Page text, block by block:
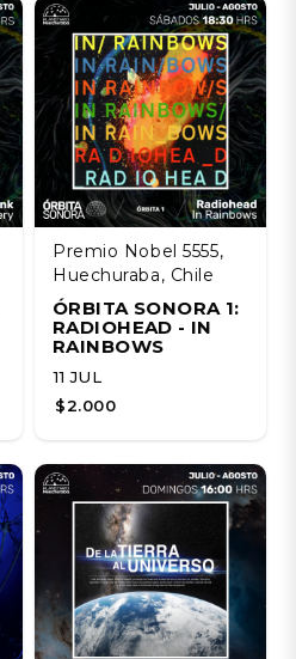
Premio Nobel 5555,
Huechuraba, Chile
ÓRBITA SONORA 1:
RADIOHEAD - IN
RAINBOWS
11 JUL
$2.000